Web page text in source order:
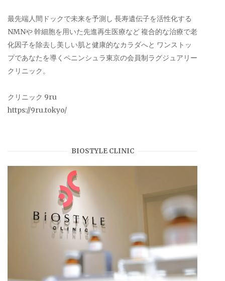
最先端人間ドックで未来を予測し 長寿遺伝子を活性化する
NMNや 幹細胞を用いた先進再生医療など 複合的な治療で老
化因子を除去し美しい肌と健康的なカラダへと ワンストッ
プであなたを導くペニンシュラ東京の会員制ラグジュアリー
クリニック。
クリニック 9ru
https://9ru.tokyo/
BIOSTYLE CLINIC